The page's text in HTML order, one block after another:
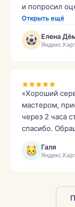
и попросил
Итог просто
ни одного
рекомендую.»
Открыть ещё
Елена
«Хороший
мастером,
через 2 часа
спасибо.
Галя